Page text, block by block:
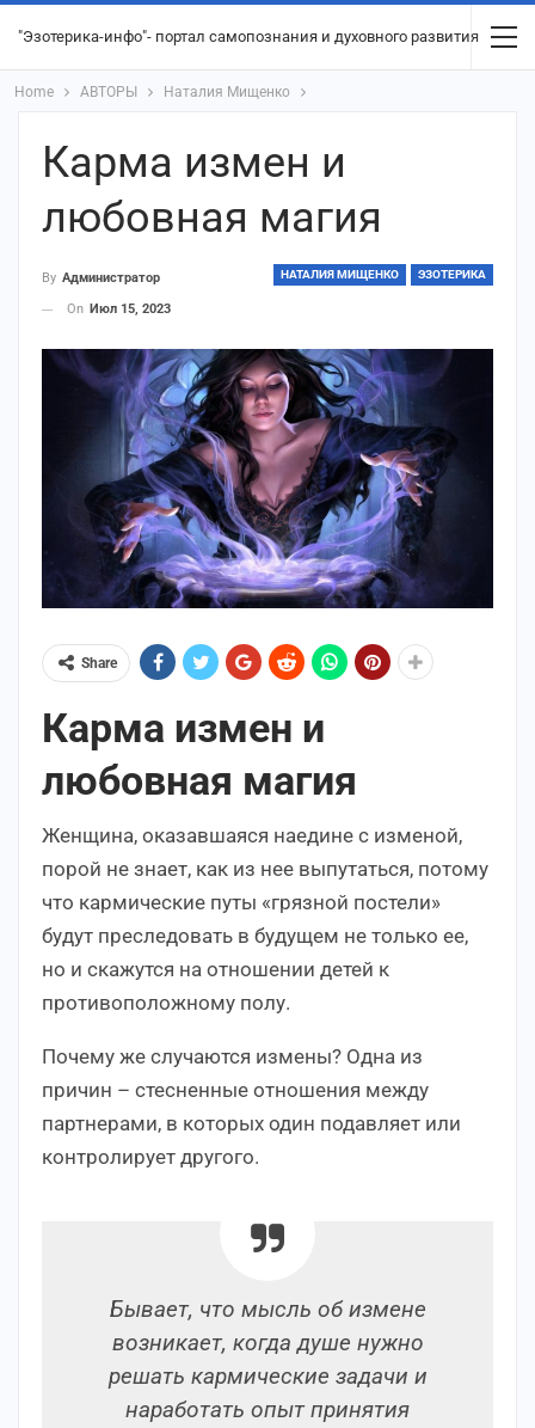
"Эзотерика-инфо"- портал самопознания и духовного развития
Home АВТОРЫ Наталия Мищенко
Карма измен и
любовная магия
НАТАЛИЯ МИЩЕНКО ЭЗОТЕРИКА
By Администратор
On Июл 15, 2023
Share
Карма измен и
любовная магия
Женщина, оказавшаяся наедине с изменой,
порой не знает, как из нее выпутаться, потому
что кармические путы «грязной постели»
будут преследовать в будущем не только ее,
но и скажутся на отношении детей к
противоположному полу.
Почему же случаются измены? Одна из
причин – стесненные отношения между
партнерами, в которых один подавляет или
контролирует другого.
Бывает, что мысль об измене
возникает, когда душе нужно
решать кармические задачи и
наработать опыт принятия